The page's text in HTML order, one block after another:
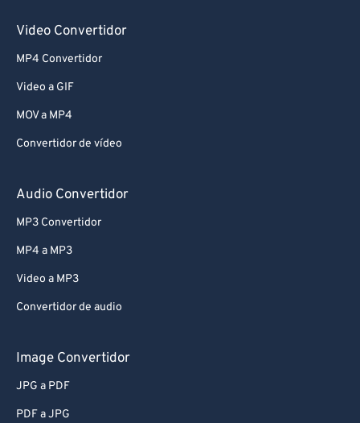
Video Convertidor
MP4 Convertidor
Video a GIF
MOV a MP4
Convertidor de vídeo
Audio Convertidor
MP3 Convertidor
MP4 a MP3
Video a MP3
Convertidor de audio
Image Convertidor
JPG a PDF
PDF a JPG